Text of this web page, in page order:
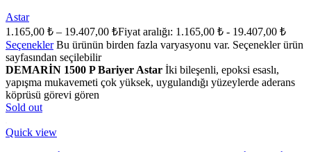
Astar
1.165,00 ₺ – 19.407,00 ₺Fiyat aralığı: 1.165,00 ₺ - 19.407,00 ₺
Seçenekler Bu ürünün birden fazla varyasyonu var. Seçenekler ürün
sayfasından seçilebilir
DEMARİN 1500 P Bariyer Astar İki bileşenli, epoksi esaslı,
yapışma mukavemeti çok yüksek, uygulandığı yüzeylerde aderans
köprüsü görevi gören
Sold out
Quick view